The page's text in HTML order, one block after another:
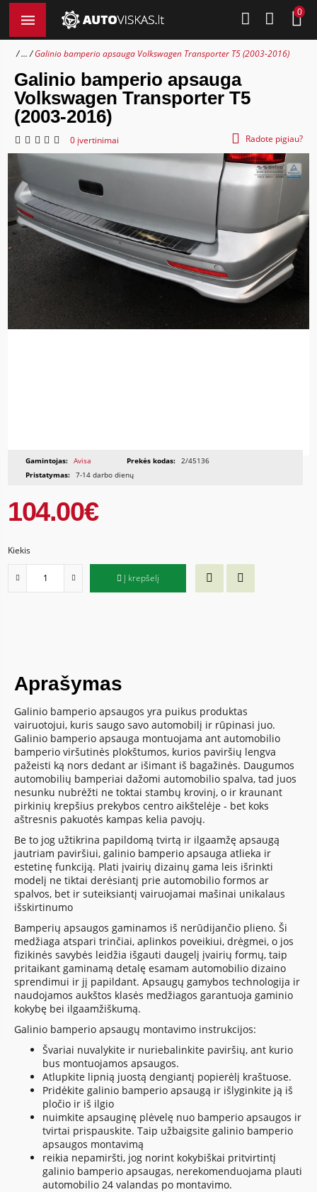
0
... Galinio bamperio apsauga Volkswagen Transporter T5 (2003-2016)
Galinio bamperio apsauga
Volkswagen Transporter T5
(2003-2016)
0 įvertinimai Radote pigiau?
Gamintojas: Avisa Prekės kodas: 2/45136
Pristatymas: 7-14 darbo dienų
104.00€
Kiekis
Į krepšelį
Aprašymas
Galinio bamperio apsaugos yra puikus produktas
vairuotojui, kuris saugo savo automobilį ir rūpinasi juo.
Galinio bamperio apsauga montuojama ant automobilio
bamperio viršutinės plokštumos, kurios paviršių lengva
pažeisti ką nors dedant ar išimant iš bagažinės. Daugumos
automobilių bamperiai dažomi automobilio spalva, tad juos
nesunku nubrėžti ne toktai stambų krovinį, o ir kraunant
pirkinių krepšius prekybos centro aikštelėje - bet koks
aštresnis pakuotės kampas kelia pavojų.
Be to jog užtikrina papildomą tvirtą ir ilgaamžę apsaugą
jautriam paviršiui, galinio bamperio apsauga atlieka ir
estetinę funkciją. Plati įvairių dizainų gama leis išrinkti
modelį ne tiktai derėsiantį prie automobilio formos ar
spalvos, bet ir suteiksiantį vairuojamai mašinai unikalaus
išskirtinumo
Bamperių apsaugos gaminamos iš nerūdijančio plieno. Ši
medžiaga atspari trinčiai, aplinkos poveikiui, drėgmei, o jos
fizikinės savybės leidžia išgauti daugelį įvairių formų, taip
pritaikant gaminamą detalę esamam automobilio dizaino
sprendimui ir jį papildant. Apsaugų gamybos technologija ir
naudojamos aukštos klasės medžiagos garantuoja gaminio
kokybę bei ilgaamžiškumą.
Galinio bamperio apsaugų montavimo instrukcijos:
Švariai nuvalykite ir nuriebalinkite paviršių, ant kurio
bus montuojamos apsaugos.
Atlupkite lipnią juostą dengiantį popierėlį kraštuose.
Pridėkite galinio bamperio apsaugą ir išlyginkite ją iš
pločio ir iš ilgio
nuimkite apsauginę plėvelę nuo bamperio apsaugos ir
tvirtai prispauskite. Taip užbaigsite galinio bamperio
apsaugos montavimą
reikia nepamiršti, jog norint kokybiškai pritvirtintį
galinio bamperio apsaugas, nerekomenduojama plauti
automobilio 24 valandas po montavimo.